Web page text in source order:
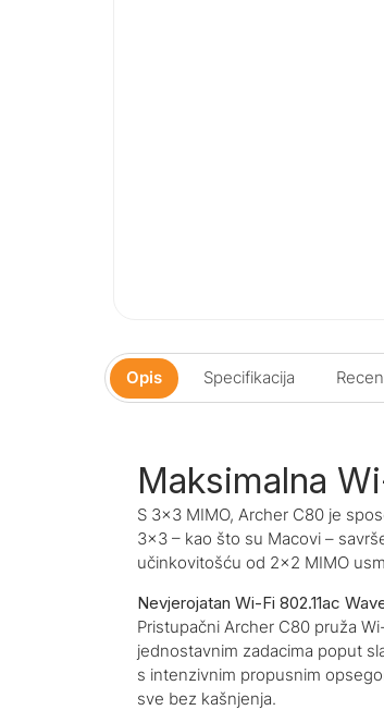
Opis Specifikacija
Maksimalna
S 3×3 MIMO, Archer C80 je
3×3 – kao što su Macovi –
učinkovitošću od 2×2 MIMO
Nevjerojatan Wi-Fi 802.11ac
Pristupačni Archer C80 pruža
jednostavnim zadacima poput
s intenzivnim propusnim
sve bez kašnjenja.